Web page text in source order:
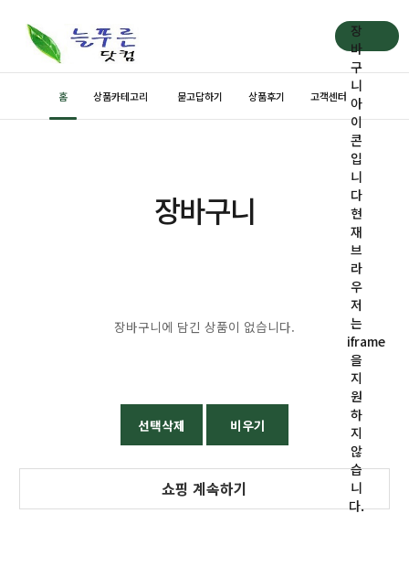
장
바
구
니
아
이
콘
입
니
다
현
재
브
라
우
저
는
iframe
을
지
원
하
지
않
습
니
다.
홈 상품카테고리 묻고답하기 상품후기 고객센터
장바구니
장바구니에 담긴 상품이 없습니다.
선택삭제 비우기
쇼핑 계속하기